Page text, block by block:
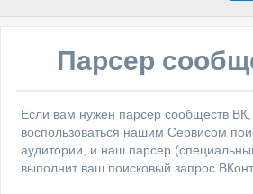
Парсер
Если вам нужен парсер сообществ
воспользоваться нашим Сервисом
аудитории, и наш парсер
выполнит ваш поисковый запрос